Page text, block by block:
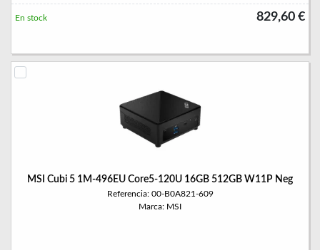
829,60 €
En stock
MSI Cubi 5 1M-496EU Core5-120U 16GB 512GB W11P Neg
Referencia: 00-B0A821-609
Marca: MSI